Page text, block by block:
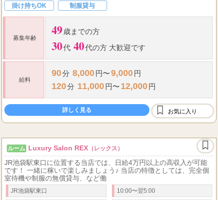
掛け持ちOK
制服貸与
募集年齢 49歳までの方
30代 40代の方 大歓迎です
給料
90分 8,000円〜9,000円
120分 11,000円〜 12,000円
詳しく見る お気に入り
ルーム Luxury Salon REX （レックス）
JR池袋駅東口に位置する当店では、日給4万円以上の高収入が可能
です！ 一緒に稼いで楽しみましょう♪ 当店の特徴としては、完全個
室待機や制服の無償貸与、など働
JR池袋駅東口 10:00〜翌5:00